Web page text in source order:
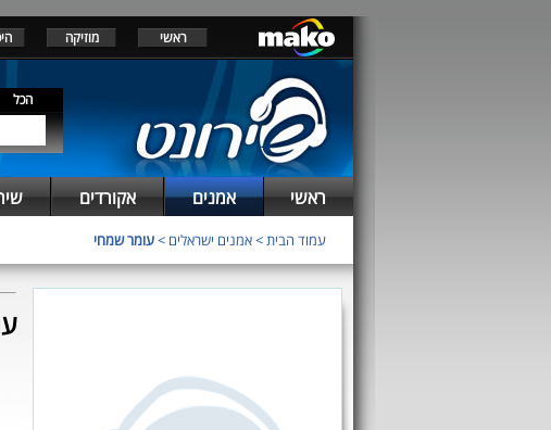
ראשי מוזיקה
הכל
ראשי אמנים אקורדים
עמוד הבית>אמנים ישראלים >עומר שמחי